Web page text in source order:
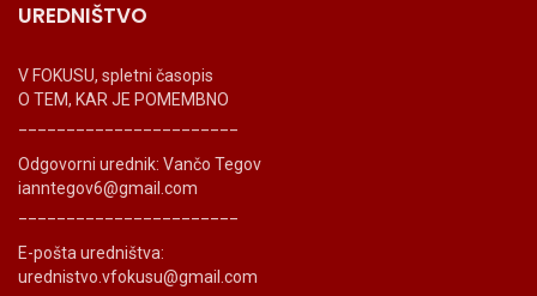
UREDNIŠTVO
V FOKUSU, spletni časopis
O TEM, KAR JE POMEMBNO
Odgovorni urednik: Vančo Tegov
ianntegov6@gmail.com
E-pošta uredništva:
urednistvo.vfokusu@gmail.com